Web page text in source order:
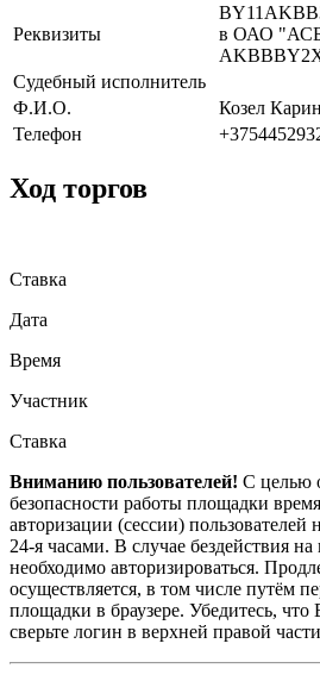
Реквизиты
в ОАО "АСБ
Судебный исполнитель
Ф.И.О.
Козел
Телефон
Ход торгов
Ставка
Дата
Время
Участник
Ставка
Вниманию пользователей! С целью
безопасности работы площадки
авторизации (сессии)
24-я часами. В случае бездействия
необходимо авторизироваться.
осуществляется, в том числе путём
площадки в браузере. Убедитесь,
сверьте логин в верхней правой